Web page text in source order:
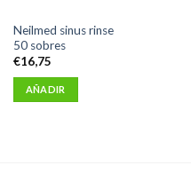
Neilmed sinus rinse
50 sobres
€16,75
AÑADIR